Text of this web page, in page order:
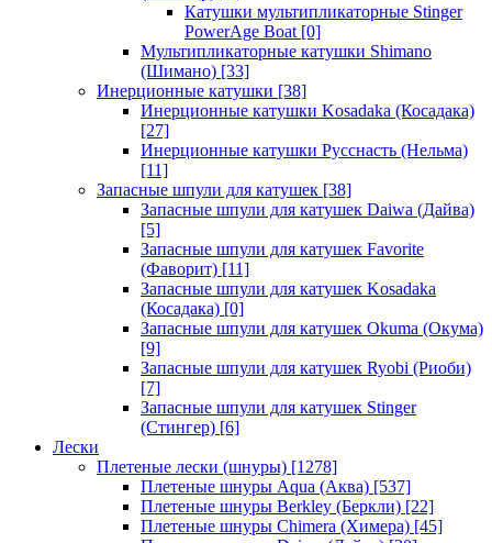
Катушки мультипликаторные Stinger
PowerAge Boat [0]
Мультипликаторные катушки Shimano
(Шимано) [33]
Инерционные катушки [38]
Инерционные катушки Kosadaka (Косадака)
[27]
Инерционные катушки Русснасть (Нельма)
[11]
Запасные шпули для катушек [38]
Запасные шпули для катушек Daiwa (Дайва)
[5]
Запасные шпули для катушек Favorite
(Фаворит) [11]
Запасные шпули для катушек Kosadaka
(Косадака) [0]
Запасные шпули для катушек Okuma (Окума)
[9]
Запасные шпули для катушек Ryobi (Риоби)
[7]
Запасные шпули для катушек Stinger
(Стингер) [6]
Лески
Плетеные лески (шнуры) [1278]
Плетеные шнуры Aqua (Аква) [537]
Плетеные шнуры Berkley (Беркли) [22]
Плетеные шнуры Chimera (Химера) [45]